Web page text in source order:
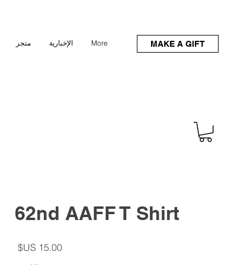
متجر الإخبارية More MAKE A GIFT
62nd AAFF T Shirt
السعر